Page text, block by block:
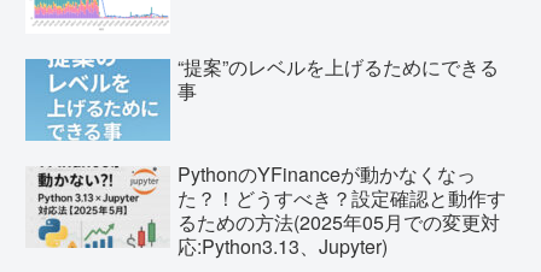
“提案”のレベルを上げるためにできる
事
PythonのYFinanceが動かなくなっ
た？！どうすべき？設定確認と動作す
るための方法(2025年05月での変更対
応:Python3.13、Jupyter)